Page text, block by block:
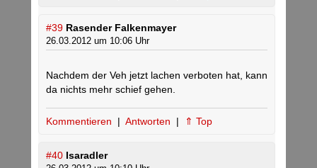
#39 Rasender Falkenmayer
26.03.2012 um 10:06 Uhr
Nachdem der Veh jetzt lachen verboten hat, kann
da nichts mehr schief gehen.
Kommentieren | Antworten | ⇑ Top
#40 Isaradler